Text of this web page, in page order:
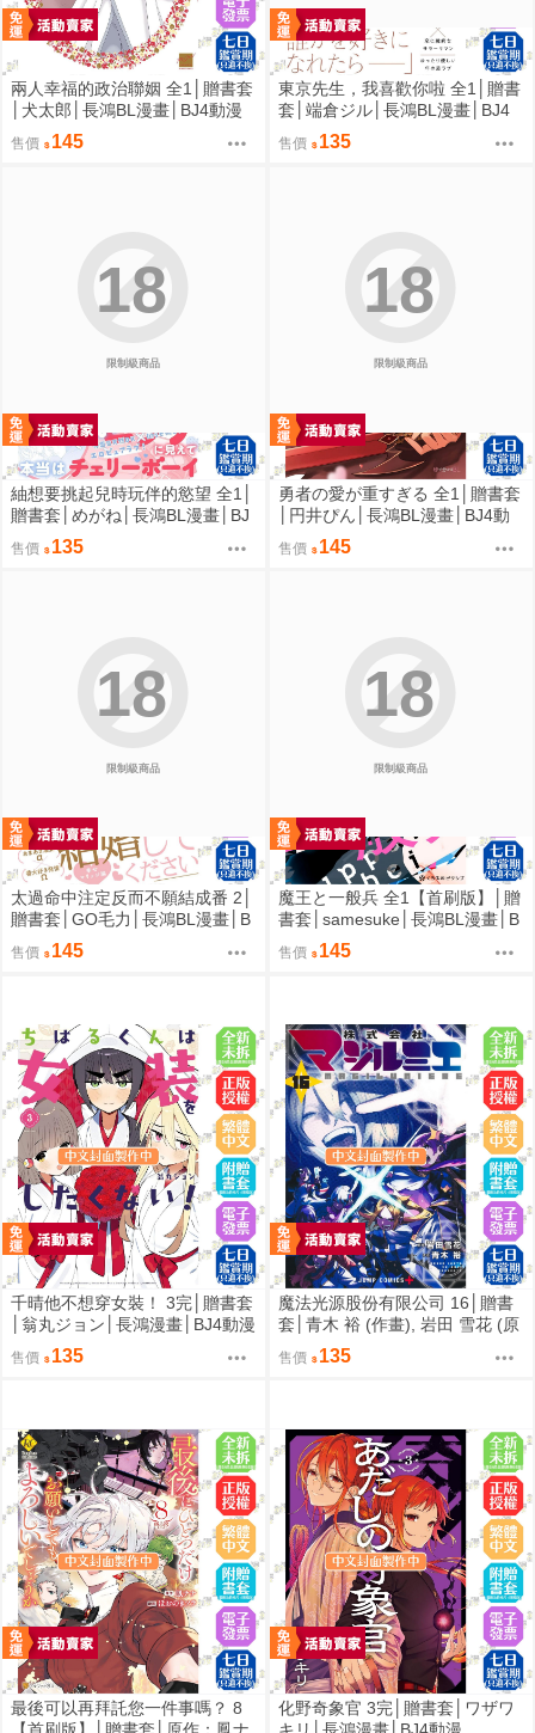
兩人幸福的政治聯姻 全1│贈書套
│犬太郎│長鴻BL漫畫│BJ4動漫
售價 145
東京先生，我喜歡你啦 全1│贈書
套│端倉ジル│長鴻BL漫畫│BJ4
動漫
售價 135
限制級商品
18
紬想要挑起兒時玩伴的慾望 全1│
贈書套│めがね│長鴻BL漫畫│BJ
4動漫
售價 135
限制級商品
18
勇者の愛が重すぎる 全1│贈書套
│円井ぴん│長鴻BL漫畫│BJ4動
售價 145
限制級商品
18
太過命中注定反而不願結成番 2│
贈書套│GO毛力│長鴻BL漫畫│B
J4動漫
售價 145
限制級商品
18
魔王と一般兵 全1【首刷版】│贈
書套│samesuke│長鴻BL漫畫│B
J4動漫
售價 145
千晴他不想穿女裝！ 3完│贈書套
│翁丸ジョン│長鴻漫畫│BJ4動漫
售價 135
魔法光源股份有限公司 16│贈書
套│青木 裕 (作畫), 岩田 雪花 (原
作)│長鴻漫畫│BJ4動漫
售價 135
最後可以再拜託您一件事嗎？ 8
【首刷版】│贈書套│原作：鳳ナ
化野奇象官 3完│贈書套│ワザワ
キリ│長鴻漫畫│BJ4動漫